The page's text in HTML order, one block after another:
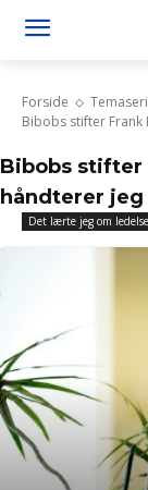
Forside
Bibobs stifter Frank
Bibobs stifter
håndterer
Det lærte jeg om